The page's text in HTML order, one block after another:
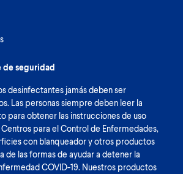
de seguridad
desinfectantes jamás deben ser
Las personas siempre deben leer la
para obtener las instrucciones de uso
para el Control de Enfermedades,
con blanqueador y otros productos
de las formas de ayudar a detener la
COVID-19. Nuestros productos